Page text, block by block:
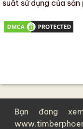
suất sử dụng của sản
Bạn đang